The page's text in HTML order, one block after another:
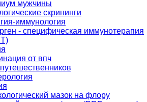
мужчины
скрининги
иммунология
- специфическая иммунотерапия
от впч
мазок на флору